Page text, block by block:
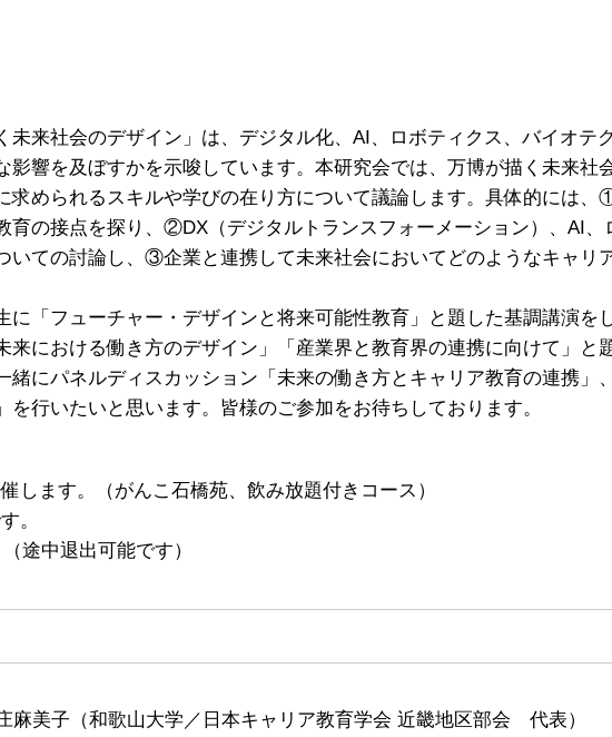
未来社会のデザイン」は、デジタル化、AI、ロボティクス、バイオテ
影響を及ぼすかを示唆しています。本研究会では、万博が描く未来社
求められるスキルや学びの在り方について議論します。具体的には
育の接点を探り、②DX（デジタルトランスフォーメーション）、AI、
いての討論し、③企業と連携して未来社会においてどのようなキャリ
に「フューチャー・デザインと将来可能性教育」と題した基調講演を
来における働き方のデザイン」「産業界と教育界の連携に向けて」と
緒にパネルディスカッション「未来の働き方とキャリア教育の連携」
行いたいと思います。皆様のご参加をお待ちしております。
します。（がんこ石橋苑、飲み放題付きコース）
。
途中退出可能です）
麻美子（和歌山大学／日本キャリア教育学会 近畿地区部会 代表）